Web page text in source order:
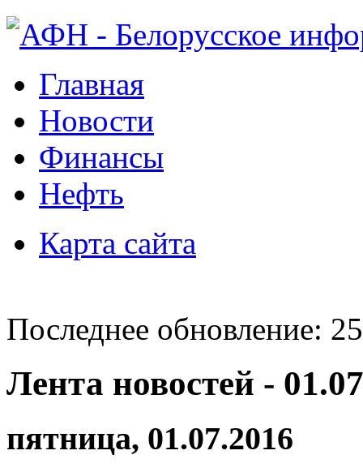
Главная
Новости
Финансы
Нефть
Карта сайта
Последнее обновление:
Лента новостей -
пятница, 01.07.2016